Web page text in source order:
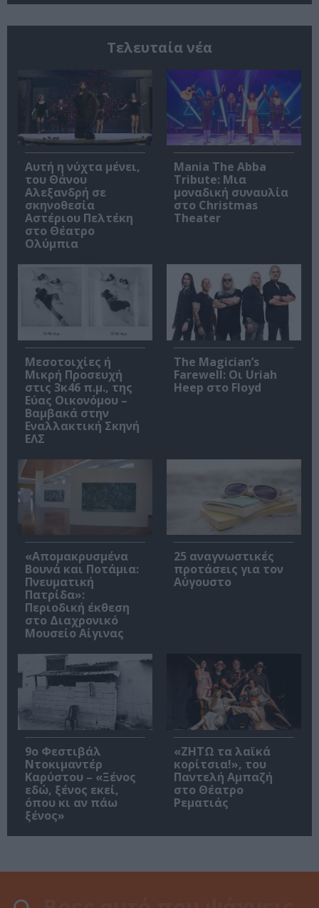
Τελευταία νέα
Αυτή η νύχτα μένει,
του Θάνου
Αλεξανδρή σε
σκηνοθεσία
Αστέριου Πελτέκη
στο Θέατρο
Ολύμπια
Mania The Abba
Tribute: Μια
μοναδική συναυλία
στο Christmas
Theater
Μεσοτοιχίες ή
Μικρή Προσευχή
στις 3κ46 π.μ., της
Εύας Οικονόμου –
Βαμβακά στην
Εναλλακτική Σκηνή
ΕΛΣ
The Magician’s
Farewell: Οι Uriah
Heep στο Floyd
«Απομακρυσμένα
Βουνά και Ποτάμια:
Πνευματική
Πατρίδα»:
Περιοδική έκθεση
στο Διαχρονικό
Μουσείο Αίγινας
25 αναγνωστικές
προτάσεις για τον
Αύγουστο
9ο Φεστιβάλ
Ντοκιμαντέρ
Καρύστου – «Ξένος
εδώ, ξένος εκεί,
όπου κι αν πάω
ξένος»
«ΖΗΤΩ τα λαϊκά
κορίτσια!», του
Παντελή Αμπαζή
στο Θέατρο
Ρεματιάς